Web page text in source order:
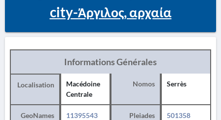
city-Άργιλος, αρχαία
Informations Générales
Localisation
Macédoine
Centrale
Nomos Serrès
GeoNames 11395543 Pleiades 501358